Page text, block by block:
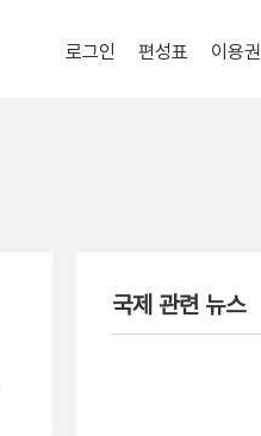
로그인 편성표 이용권
국제 관련 뉴스